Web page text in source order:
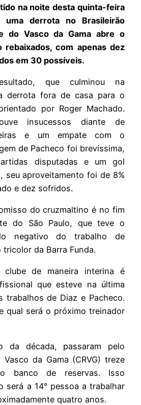
na noite desta quinta-feira
uma derrota no Brasileirão
do Vasco da Gama abre o
rebaixados, com apenas dez
em 30 possíveis.
que culminou na
derrota fora de casa para o
por Roger Machado.
insucessos diante de
e um empate com o
de Pacheco foi brevíssima,
disputadas e um gol
seu aproveitamento foi de 8%
e dez sofridos.
do cruzmaltino é no fim
do São Paulo, que teve o
negativo do trabalho de
tricolor da Barra Funda.
clube de maneira interina é
que esteve na última
trabalhos de Diaz e Pacheco.
qual será o próximo treinador
da década, passaram pelo
Vasco da Gama (CRVG) treze
banco de reservas. Isso
será a 14° pessoa a trabalhar
quatro anos.